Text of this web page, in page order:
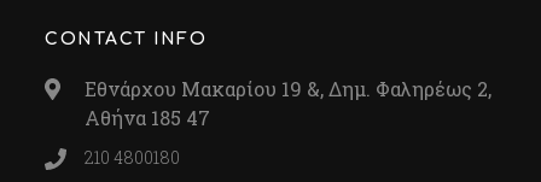
CONTACT INFO
Εθνάρχου Μακαρίου 19 &, Δημ. Φαληρέως 2,
Αθήνα 185 47
210 4800180